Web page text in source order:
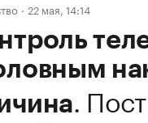
22 мая, 14:14
.